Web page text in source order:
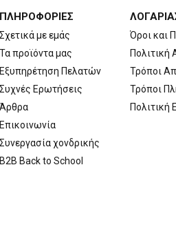
ΠΛΗΡΟΦΟΡΙΕΣ
Σχετικά με εμάς
Τα προϊόντα μας
Εξυπηρέτηση Πελατών
Συχνές Ερωτήσεις
Άρθρα
Επικοινωνία
Συνεργασία χονδρικής
B2B Back to School
Όροι και
Πολιτική
Τρόποι
Τρόποι